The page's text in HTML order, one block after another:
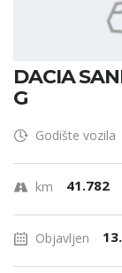
DACIA
G
Godište vozila
km 41.782
Objavljen